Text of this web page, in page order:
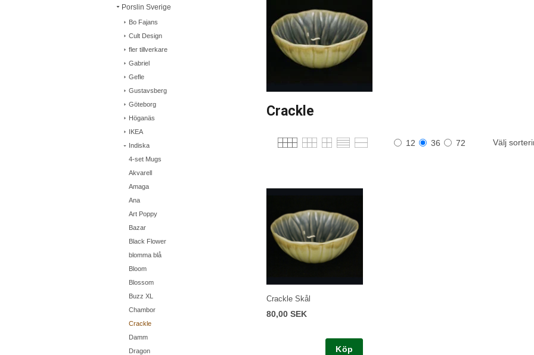
Porslin Sverige
Bo Fajans
Cult Design
fler tillverkare
Gabriel
Gefle
Gustavsberg
Göteborg
Höganäs
IKEA
Indiska
4-set Mugs
Akvarell
Amaga
Ana
Art Poppy
Bazar
Black Flower
blomma blå
Bloom
Blossom
Buzz XL
Chambor
Crackle
Damm
Dragon
Crackle
12 36 72 Välj
Crackle Skål
80,00 SEK
Köp